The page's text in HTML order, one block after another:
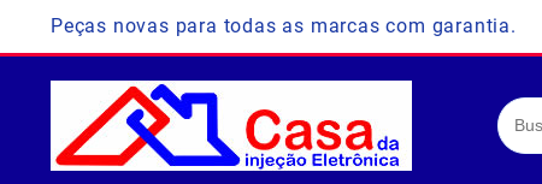
content
Peças novas para todas as marcas com garantia.